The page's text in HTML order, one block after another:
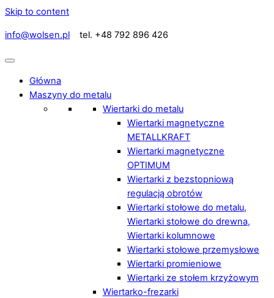
Skip to content
info@wolsen.pl tel. +48 792 896 426
Główna
Maszyny do metalu
Wiertarki do metalu
Wiertarki magnetyczne
METALLKRAFT
Wiertarki magnetyczne
OPTIMUM
Wiertarki z bezstopniową
regulacją obrotów
Wiertarki stołowe do metalu,
Wiertarki stołowe do drewna,
Wiertarki kolumnowe
Wiertarki stołowe przemysłowe
Wiertarki promieniowe
Wiertarki ze stołem krzyżowym
Wiertarko-frezarki